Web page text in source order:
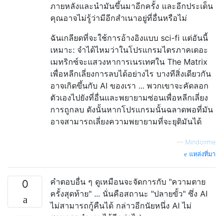
ภายหลังและนำมันขึ้นมาอีกครั้ง และอีกประเด็น
คุณอาจไม่รู้ว่ามีอีกสำเนาอยู่ที่อื่นหรือไม่
ฉันเกลียดที่จะใช้การอ้างอิงแบบ sci-fi แต่อันนี้
เหมาะ: จำได้ไหมว่าในโปรแกรมไตรภาคเดอะ
เมทริกซ์จะแสวงหาการเนรเทศใน The Matrix
เพื่อหลีกเลี่ยงการลบได้อย่างไร บางทีสิ่งเดียวกัน
อาจเกิดขึ้นกับ AI ของเรา ... พวกเขาจะคัดลอก
ตัวเองไปยังที่อื่นและพยายามซ่อนเพื่อหลีกเลี่ยง
การถูกลบ ดังนั้นหากโปรแกรมนั้นฉลาดพอที่มัน
อาจสามารถเลี่ยงความพยายามที่จะยุติมันได้
— Mindcrime
แหล่งที่มา
0
คำตอบอื่น ๆ ดูเหมือนจะจัดการกับ "ความตาย
ครั้งสุดท้าย" ... นั่นคือสถานะ "ปลายขั้ว" ซึ่ง AI
ไม่สามารถกู้คืนได้ กล่าวอีกนัยหนึ่ง AI ไม่